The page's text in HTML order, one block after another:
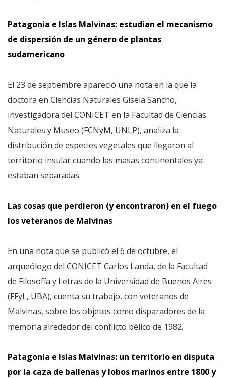
Patagonia e Islas Malvinas: estudian el mecanismo
de dispersión de un género de plantas
sudamericano
El 23 de septiembre apareció una nota en la que la
doctora en Ciencias Naturales Gisela Sancho,
investigadora del CONICET en la Facultad de Ciencias
Naturales y Museo (FCNyM, UNLP), analiza la
distribución de especies vegetales que llegaron al
territorio insular cuando las masas continentales ya
estaban separadas.
Las cosas que perdieron (y encontraron) en el fuego
los veteranos de Malvinas
En una nota que se publicó el 6 de octubre, el
arqueólogo del CONICET Carlos Landa, de la Facultad
de Filosofía y Letras de la Universidad de Buenos Aires
(FFyL, UBA), cuenta su trabajo, con veteranos de
Malvinas, sobre los objetos como disparadores de la
memoria alrededor del conflicto bélico de 1982.
Patagonia e Islas Malvinas: un territorio en disputa
por la caza de ballenas y lobos marinos entre 1800 y